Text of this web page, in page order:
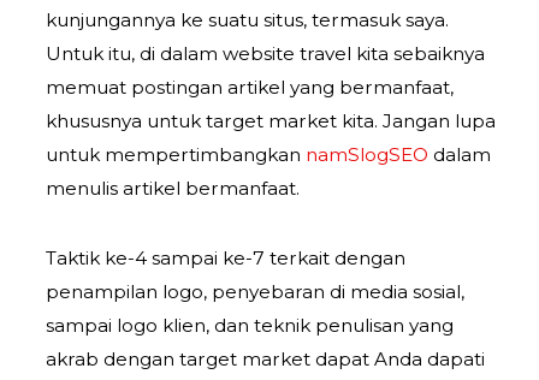
kunjungannya ke suatu situs, termasuk saya.
Untuk itu, di dalam website travel kita sebaiknya
memuat postingan artikel yang bermanfaat,
khususnya untuk target market kita. Jangan lupa
untuk mempertimbangkan namSlogSEO dalam
menulis artikel bermanfaat.
Taktik ke-4 sampai ke-7 terkait dengan
penampilan logo, penyebaran di media sosial,
sampai logo klien, dan teknik penulisan yang
akrab dengan target market dapat Anda dapati